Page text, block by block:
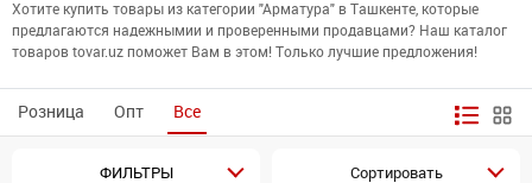
Хотите купить товары из категории "Арматура" в Ташкенте, которые
предлагаются надежнымии и проверенными продавцами? Наш каталог
товаров tovar.uz поможет Вам в этом! Только лучшие предложения!
Розница Опт Все
ФИЛЬТРЫ Сортировать